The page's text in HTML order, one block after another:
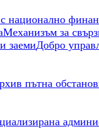
национално
Механизъм за
заемиДобро
пътна